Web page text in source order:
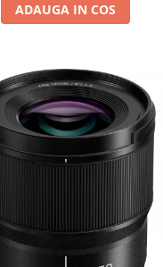
ADAUGA IN COS